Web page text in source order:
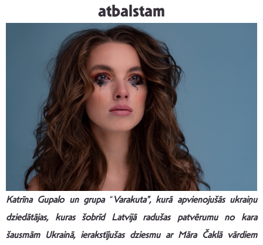
atbalstam
Katrīna Gupalo un grupa “Varakuta”, kurā apvienojušās ukraiņu
dziedātājas, kuras šobrīd Latvijā radušas patvērumu no kara
šausmām Ukrainā, ierakstījušas dziesmu ar Māra Čaklā vārdiem